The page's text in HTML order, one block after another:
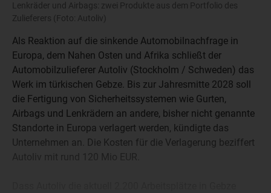
Lenkräder und Airbags: zwei Produkte aus dem Portfolio des
Zulieferers (Foto: Autoliv)
Als Reaktion auf die sinkende Automobilnachfrage in
Europa, dem Nahen Osten und Afrika schließt der
Automobilzulieferer Autoliv (Stockholm / Schweden) das
Werk im türkischen Gebze. Bis zur Jahresmitte 2028 soll
die Fertigung von Sicherheitssystemen wie Gurten,
Airbags und Lenkrädern an andere, bisher nicht genannte
Standorte in Europa verlagert werden, kündigte das
Unternehmen an. Die Kosten für die Verlagerung beziffert
Autoliv mit rund 120 Mio EUR.